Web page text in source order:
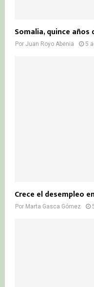
Somalia, quince años
Por Juan Royo Abenia 5
Crece el desempleo
Por Marta Gasca Gómez